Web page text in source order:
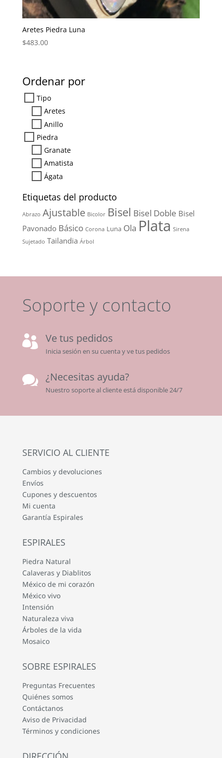
Aretes Piedra Luna
$483.00
Ordenar por
Tipo
Aretes
Anillo
Piedra
Granate
Amatista
Ágata
Etiquetas del producto
Abrazo Ajustable Bicolor Bisel Bisel Doble Bisel
Pavonado Básico Corona Luna Ola Plata Sirena
Sujetado Tailandia Árbol
Soporte y contacto
 Ve tus pedidos
Inicia sesión en su cuenta y ve tus pedidos
 ¿Necesitas ayuda?
Nuestro soporte al cliente está disponible 24/7
SERVICIO AL CLIENTE
Cambios y devoluciones
Envíos
Cupones y descuentos
Mi cuenta
Garantía Espirales
ESPIRALES
Piedra Natural
Calaveras y Diablitos
México de mi corazón
México vivo
Intensión
Naturaleza viva
Árboles de la vida
Mosaico
SOBRE ESPIRALES
Preguntas Frecuentes
Quiénes somos
Contáctanos
Aviso de Privacidad
Términos y condiciones